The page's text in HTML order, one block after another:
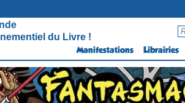
du Livre !
Manifestations
Librairies